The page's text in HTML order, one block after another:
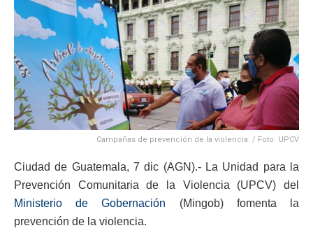
Campañas de prevención de la violencia. / Foto: UPCV
Ciudad de Guatemala, 7 dic (AGN).- La Unidad para la
Prevención Comunitaria de la Violencia (UPCV) del
Ministerio de Gobernación (Mingob) fomenta la
prevención de la violencia.